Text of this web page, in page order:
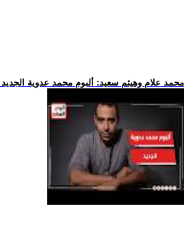
.. محمد علام وهيثم سعيد: ألبوم محمد عدوية الجديد